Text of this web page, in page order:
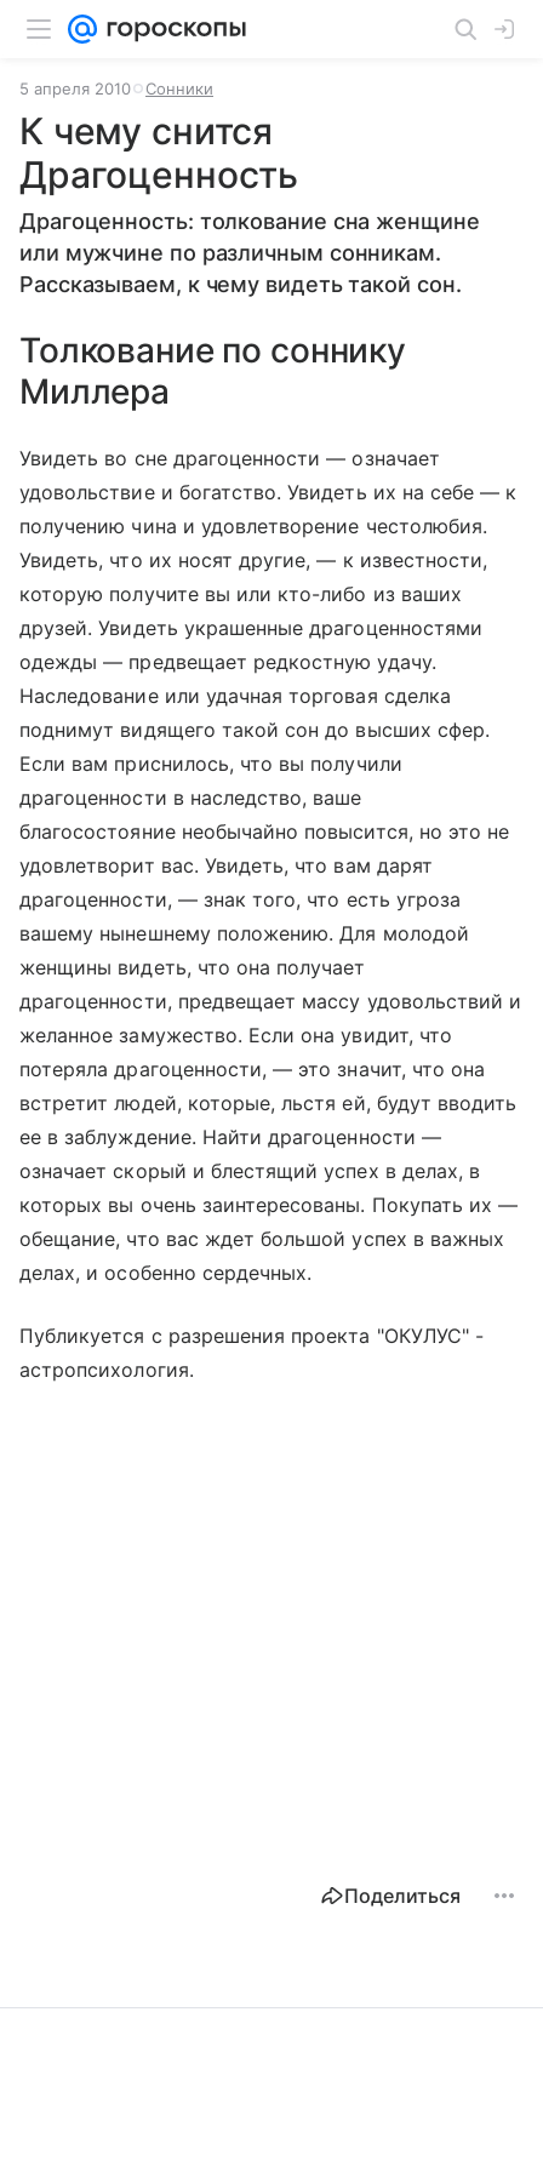
5 апреля 2010 Сонники
К чему снится
Драгоценность
Драгоценность: толкование сна женщине
или мужчине по различным сонникам.
Рассказываем, к чему видеть такой сон.
Толкование по соннику
Миллера
Увидеть во сне драгоценности — означает
удовольствие и богатство. Увидеть их на себе — к
получению чина и удовлетворение честолюбия.
Увидеть, что их носят другие, — к известности,
которую получите вы или кто-либо из ваших
друзей. Увидеть украшенные драгоценностями
одежды — предвещает редкостную удачу.
Наследование или удачная торговая сделка
поднимут видящего такой сон до высших сфер.
Если вам приснилось, что вы получили
драгоценности в наследство, ваше
благосостояние необычайно повысится, но это не
удовлетворит вас. Увидеть, что вам дарят
драгоценности, — знак того, что есть угроза
вашему нынешнему положению. Для молодой
женщины видеть, что она получает
драгоценности, предвещает массу удовольствий и
желанное замужество. Если она увидит, что
потеряла драгоценности, — это значит, что она
встретит людей, которые, льстя ей, будут вводить
ее в заблуждение. Найти драгоценности —
означает скорый и блестящий успех в делах, в
которых вы очень заинтересованы. Покупать их —
обещание, что вас ждет большой успех в важных
делах, и особенно сердечных.
Публикуется с разрешения проекта "ОКУЛУС" -
астропсихология.
Поделиться